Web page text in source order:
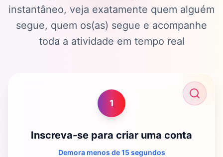
instantâneo, veja exatamente quem alguém
segue, quem os(as) segue e acompanhe
toda a atividade em tempo real
1
Inscreva-se para criar uma conta
Demora menos de 15 segundos